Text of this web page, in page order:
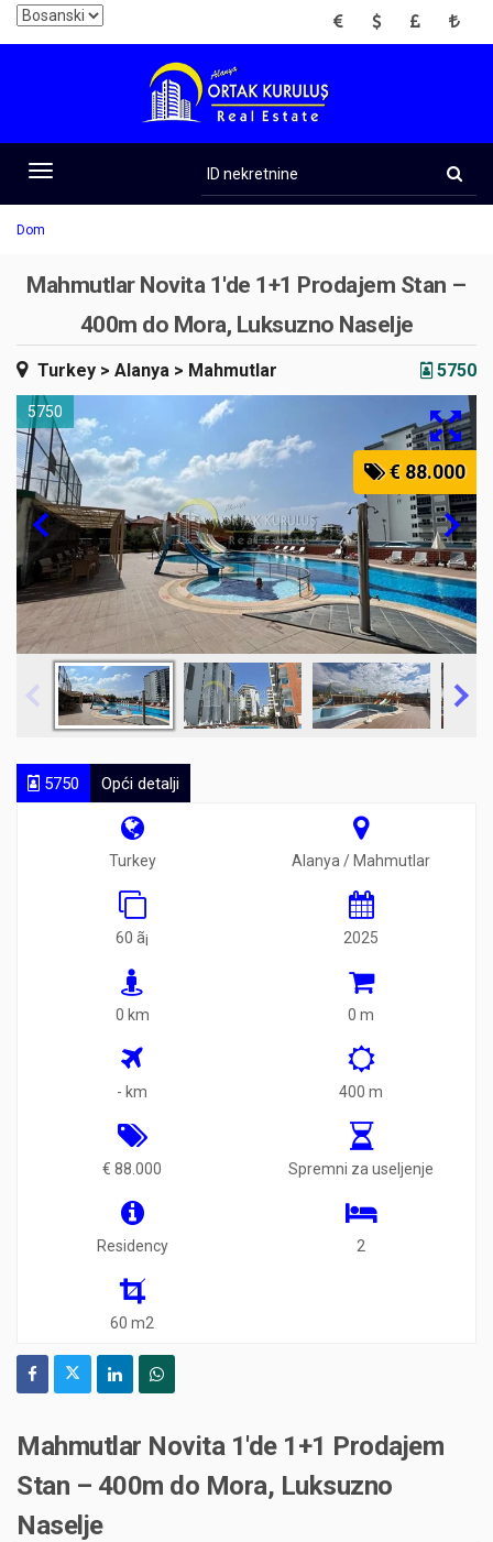
EUR USD GBP TRY
Toggle
navigation
nekretnine
Dom
Mahmutlar Novita 1'de 1+1 Prodajem Stan –
400m do Mora, Luksuzno Naselje
Turkey > Alanya > Mahmutlar 5750
5750
€ 88.000
5750 Opći detalji
Turkey Alanya / Mahmutlar
60 ã¡ 2025
0 km 0 m
- km 400 m
€ 88.000 Spremni za useljenje
Residency 2
60 m2
Mahmutlar Novita 1'de 1+1 Prodajem
Stan – 400m do Mora, Luksuzno
Naselje